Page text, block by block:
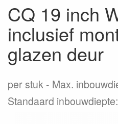
CQ 19 inch
inclusief
glazen deur
per stuk
Max.
Standaard